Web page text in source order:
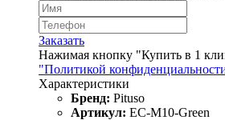
Заказать
Нажимая кнопку "Купить в 1
"Политикой
Характеристики
Бренд: Pituso
Артикул: EC-M10-Green